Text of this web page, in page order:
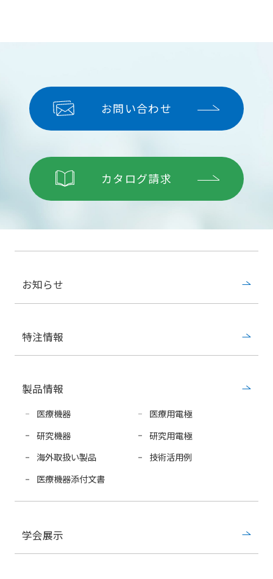
お問い合わせ
カタログ請求
お知らせ
特注情報
製品情報
医療機器
医療用電極
研究機器
研究用電極
海外取扱い製品
技術活用例
医療機器添付文書
学会展示